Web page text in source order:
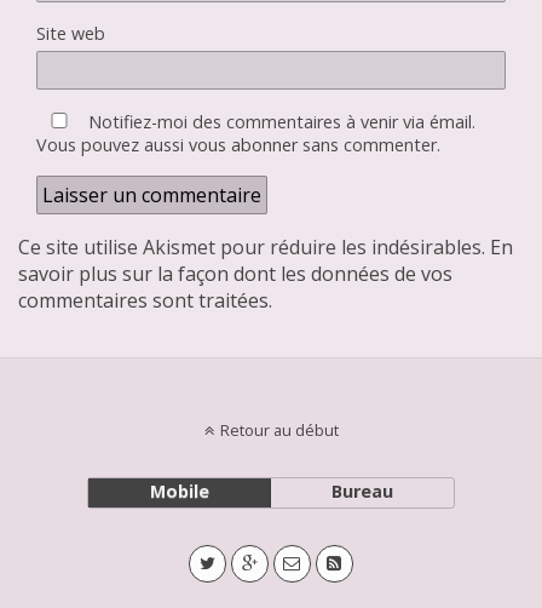
Site web
Notifiez-moi des commentaires à venir via émail.
Vous pouvez aussi vous abonnersans commenter.
Ce site utilise Akismet pour réduire les indésirables. En
savoir plus sur la façon dont les données de vos
commentaires sont traitées.
Retour au début
Mobile Bureau